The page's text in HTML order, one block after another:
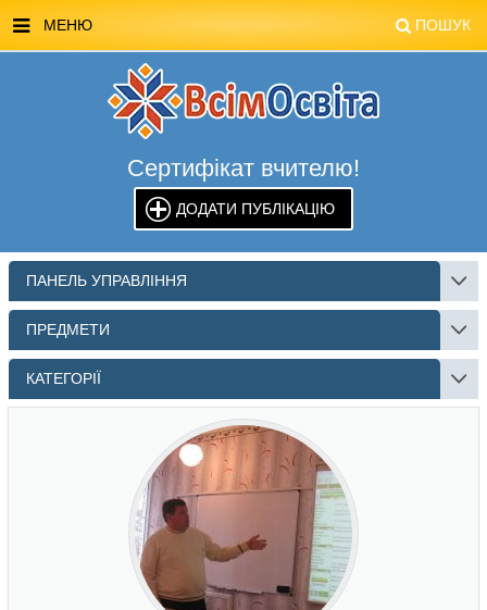
МЕНЮ ПОШУК
МАГАЗИН ВСІМОСВІТА
СТЕНДИ ВСІМОСВІТА
РЕКЛАМА НА САЙТІ
КОНТАКТИ
ПОШУК
Сертифікат вчителю!
ДОДАТИ ПУБЛІКАЦІЮ
ПАНЕЛЬ УПРАВЛІННЯ
ПРЕДМЕТИ
КАТЕГОРІЇ